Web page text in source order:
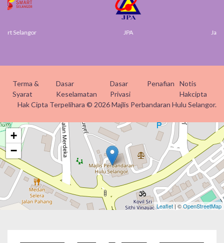
Jabatan
Terma &
Syarat
Dasar
Keselamatan
Dasar
Privasi
Penafian
Notis
Hakcipta
Hak Cipta Terpelihara © 2026 Majlis Perbandaran Hulu Selangor.
+
−
Leaflet | ©OpenStreetMap